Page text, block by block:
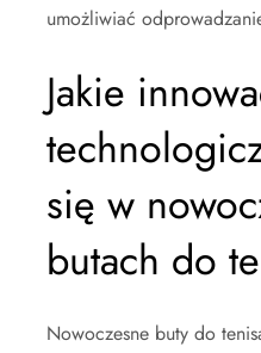
umożliwiać
Jakie
się w
butach do
Nowoczesne buty do